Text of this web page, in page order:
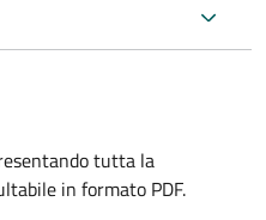
tutta la
in formato PDF.